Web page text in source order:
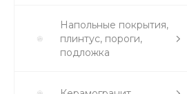
Напольные покрытия,
плинтус, пороги,
подложка